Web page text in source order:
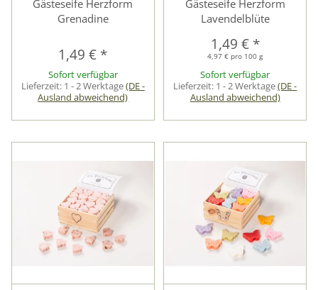
Gästeseife Herzform
Grenadine
1,49 € *
Sofort verfügbar
Lieferzeit: 1 - 2 Werktage(DE -
Ausland abweichend)
Gästeseife Herzform
Lavendelblüte
1,49 € *
4,97 € pro 100 g
Sofort verfügbar
Lieferzeit: 1 - 2 Werktage(DE -
Ausland abweichend)